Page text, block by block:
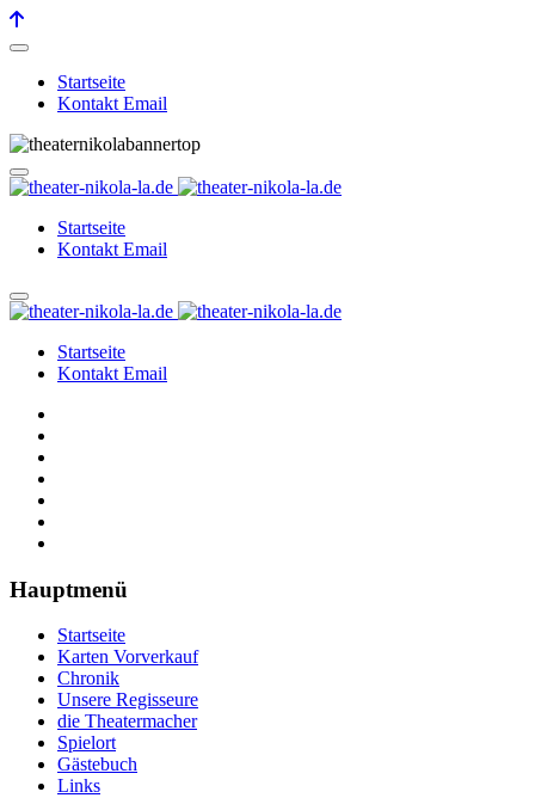
Startseite
Kontakt Email
Startseite
Kontakt Email
Startseite
Kontakt Email
Hauptmenü
Startseite
Karten Vorverkauf
Chronik
Unsere Regisseure
die Theatermacher
Spielort
Gästebuch
Links